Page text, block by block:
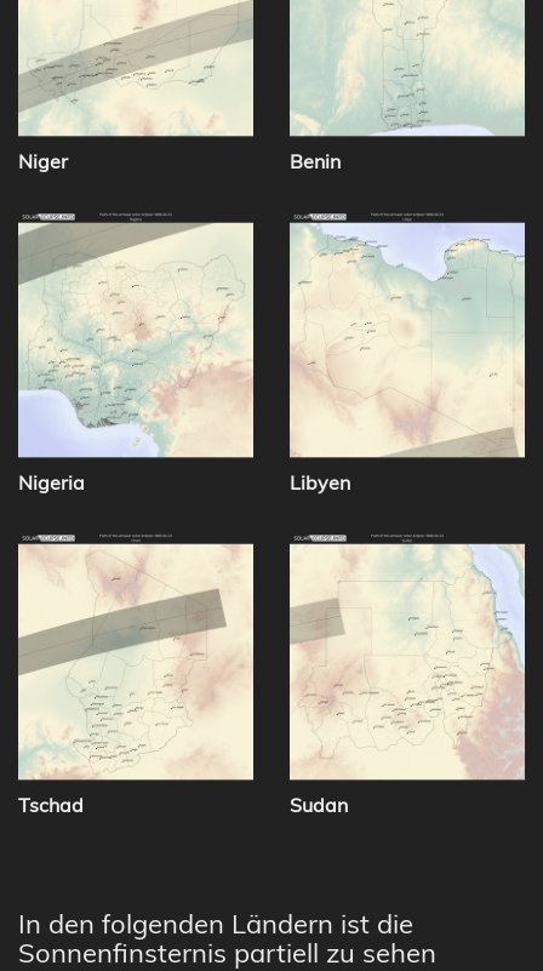
Niger Benin
Nigeria Libyen
Tschad Sudan
In den folgenden Ländern ist die
Sonnenfinsternis partiell zu sehen